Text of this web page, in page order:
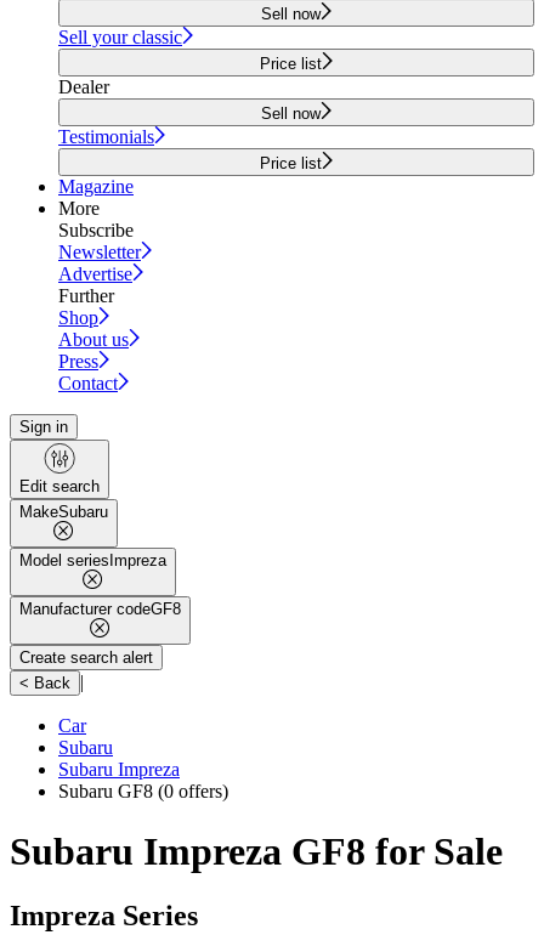
Sell now
Sell your classic
Price list
Dealer
Sell now
Testimonials
Price list
Magazine
More
Subscribe
Newsletter
Advertise
Further
Shop
About us
Press
Contact
Sign in
Edit search
MakeSubaru
Model series Impreza
Manufacturer codeGF8
Create search alert
< Back |
Car
Subaru
Subaru Impreza
Subaru GF8 (0 offers)
Subaru Impreza GF8 for Sale
Impreza Series